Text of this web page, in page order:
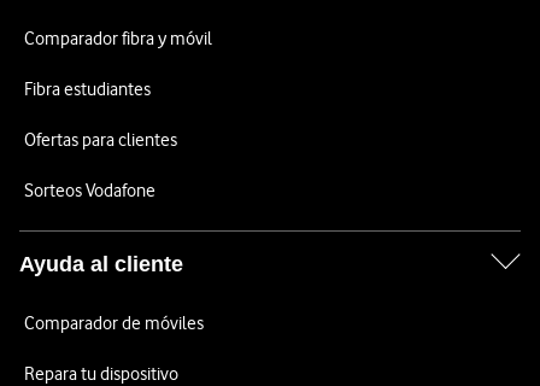
Comparador fibra y móvil
Fibra estudiantes
Ofertas para clientes
Sorteos Vodafone
Ayuda al cliente
Comparador de móviles
Repara tu dispositivo